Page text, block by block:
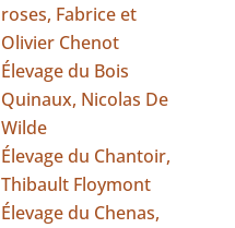
roses, Fabrice et
Olivier Chenot
Élevage du Bois
Quinaux, Nicolas De
Wilde
Élevage du Chantoir,
Thibault Floymont
Élevage du Chenas,